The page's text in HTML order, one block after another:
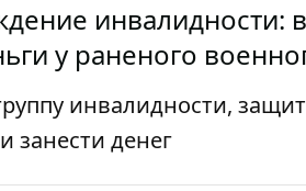
инвалидности:
у раненого
инвалидности,
занести денег